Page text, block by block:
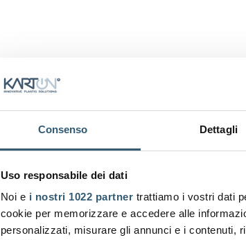
Consenso Dettagli
Uso responsabile dei dati
Noi e i nostri 1022 partner trattiamo i vostri dati
cookie per memorizzare e accedere alle
personalizzati, misurare gli annunci e i contenuti,